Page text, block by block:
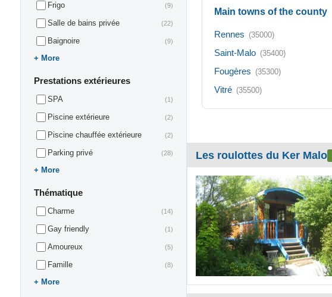
Frigo (9)
Salle de bains privée (22)
Baignoire (9)
More
Prestations extérieures
SPA (1)
Piscine extérieure (2)
Piscine chauffée extérieure (2)
Parking privé (28)
More
Thématique
Charme (14)
Gay friendly (1)
Amoureux (5)
Famille (8)
More
Main towns of the county
Rennes (35000)
Saint-Malo (35400)
Fougères (35300)
Vitré (35500)
Les roulottes du Ker Malo